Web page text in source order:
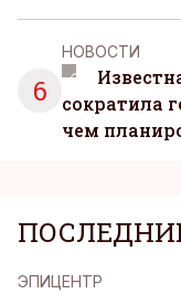
6
НОВОСТИ
сократила
чем
ЭПИЦЕНТР